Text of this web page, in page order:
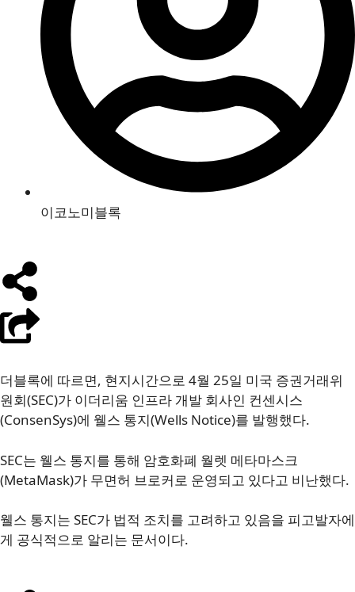
이코노미블록
더블록에 따르면, 현지시간으로 4월 25일 미국 증권거래위
원회(SEC)가 이더리움 인프라 개발 회사인 컨센시스
(ConsenSys)에 웰스 통지(Wells Notice)를 발행했다.
SEC는 웰스 통지를 통해 암호화폐 월렛 메타마스크
(MetaMask)가 무면허 브로커로 운영되고 있다고 비난했다.
웰스 통지는 SEC가 법적 조치를 고려하고 있음을 피고발자에
게 공식적으로 알리는 문서이다.